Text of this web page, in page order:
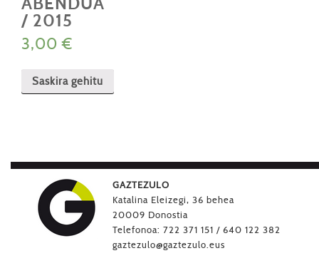
ABENDUA
/ 2015
3,00€
Saskira gehitu
GAZTEZULO
Katalina Eleizegi, 36 behea
20009 Donostia
Telefonoa: 722 371 151 / 640 122 382
gaztezulo@gaztezulo.eus